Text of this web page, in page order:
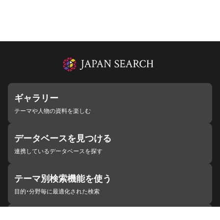
ギャラリー
テーマや人物の資料を楽しむ
データベースを見つける
連携しているデータベースを探す
テーマ別検索機能を使う
目的・分野毎に最適化された検索